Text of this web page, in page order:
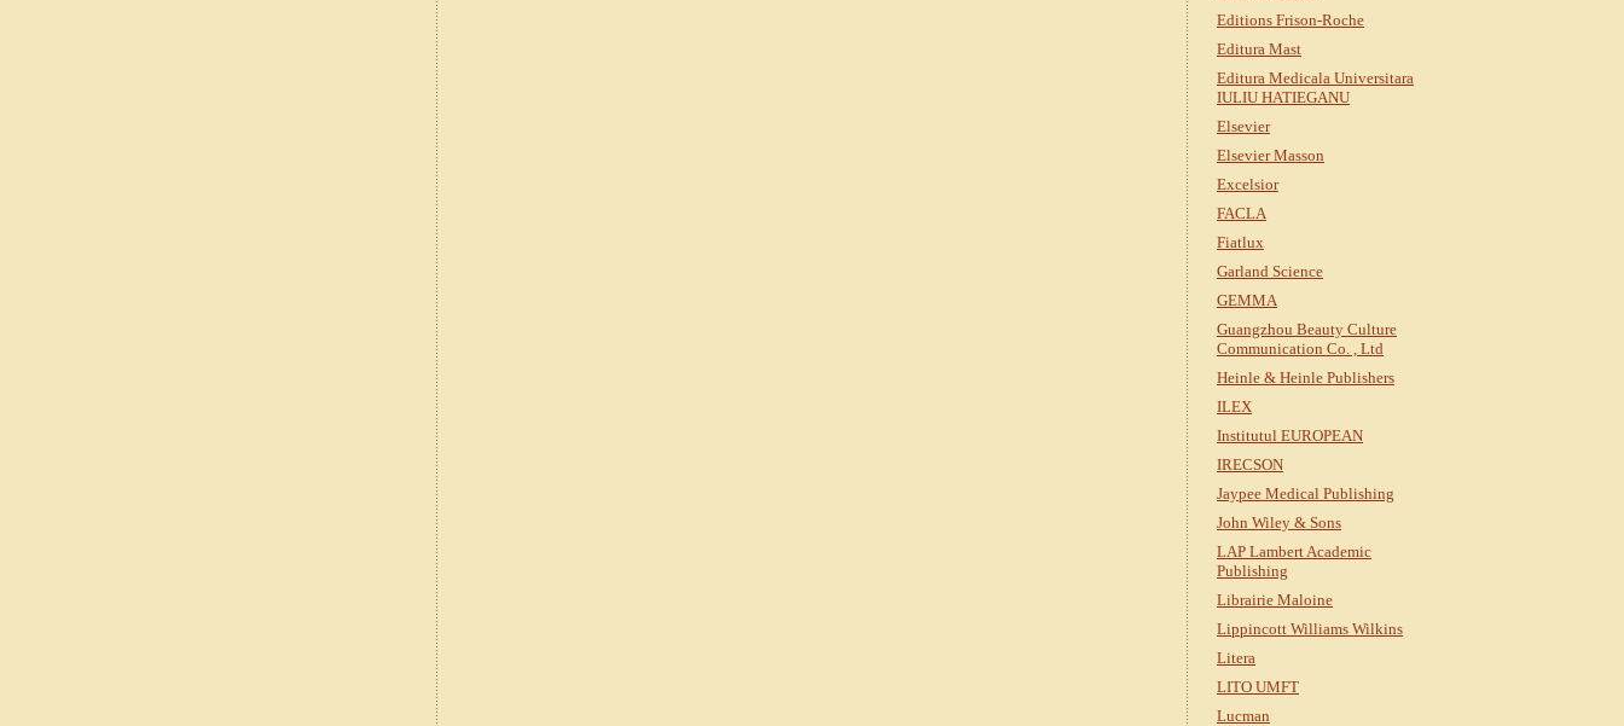
Editions Frison-Roche
Editura Mast
Editura Medicala Universitara
IULIU HATIEGANU
Elsevier
Elsevier Masson
Excelsior
FACLA
Fiatlux
Garland Science
GEMMA
Guangzhou Beauty Culture
Communication Co. , Ltd
Heinle & Heinle Publishers
ILEX
Institutul EUROPEAN
IRECSON
Jaypee Medical Publishing
John Wiley & Sons
LAP Lambert Academic
Publishing
Librairie Maloine
Lippincott Williams Wilkins
Litera
LITO UMFT
Lucman